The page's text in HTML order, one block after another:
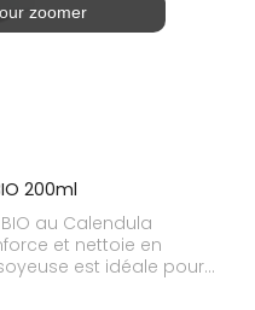
zoomer
200ml
au Calendula
et nettoie en
est idéale pour